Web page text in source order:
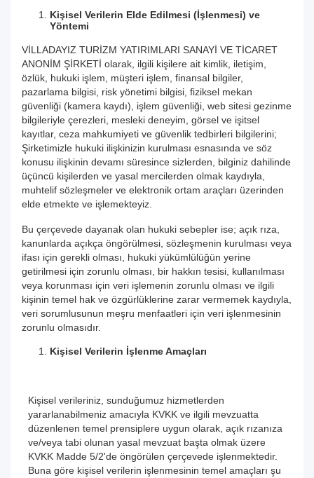
Kişisel Verilerin Elde Edilmesi (İşlenmesi) ve
Yöntemi
VİLLADAYIZ TURİZM YATIRIMLARI SANAYİ VE TİCARET
ANONİM ŞİRKETİ olarak, ilgili kişilere ait kimlik, iletişim,
özlük, hukuki işlem, müşteri işlem, finansal bilgiler,
pazarlama bilgisi, risk yönetimi bilgisi, fiziksel mekan
güvenliği (kamera kaydı), işlem güvenliği, web sitesi gezinme
bilgileriyle çerezleri, mesleki deneyim, görsel ve işitsel
kayıtlar, ceza mahkumiyeti ve güvenlik tedbirleri bilgilerini;
Şirketimizle hukuki ilişkinizin kurulması esnasında ve söz
konusu ilişkinin devamı süresince sizlerden, bilginiz dahilinde
üçüncü kişilerden ve yasal mercilerden olmak kaydıyla,
muhtelif sözleşmeler ve elektronik ortam araçları üzerinden
elde etmekte ve işlemekteyiz.
Bu çerçevede dayanak olan hukuki sebepler ise; açık rıza,
kanunlarda açıkça öngörülmesi, sözleşmenin kurulması veya
ifası için gerekli olması, hukuki yükümlülüğün yerine
getirilmesi için zorunlu olması, bir hakkın tesisi, kullanılması
veya korunması için veri işlemenin zorunlu olması ve ilgili
kişinin temel hak ve özgürlüklerine zarar vermemek kaydıyla,
veri sorumlusunun meşru menfaatleri için veri işlenmesinin
zorunlu olmasıdır.
Kişisel Verilerin İşlenme Amaçları
Kişisel verileriniz, sunduğumuz hizmetlerden
yararlanabilmeniz amacıyla KVKK ve ilgili mevzuatta
düzenlenen temel prensiplere uygun olarak, açık rızanıza
ve/veya tabi olunan yasal mevzuat başta olmak üzere
KVKK Madde 5/2'de öngörülen çerçevede işlenmektedir.
Buna göre kişisel verilerin işlenmesinin temel amaçları şu